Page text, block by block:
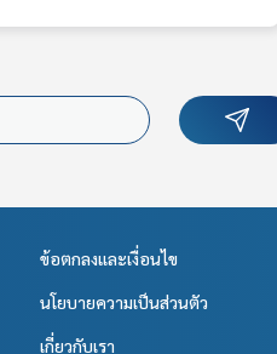
ข้อตกลงและเงื่อนไข
นโยบายความเป็นส่วนตัว
เกี่ยวกับเรา